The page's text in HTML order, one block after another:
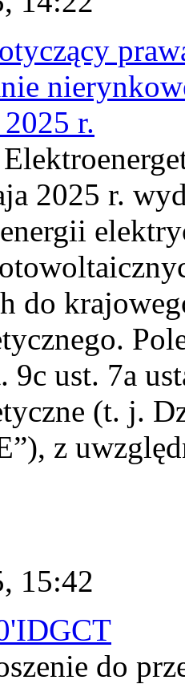
r.
2025 r.
do
9c ust. 7a
(t. j.
z
15:42
do